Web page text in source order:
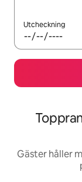
Utcheckning
Gäster håller